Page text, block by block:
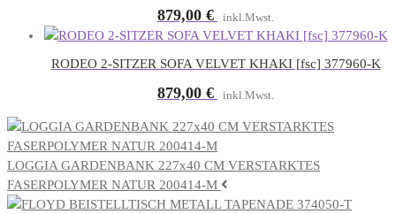
879,00 € inkl.Mwst.
RODEO 2-SITZER SOFA VELVET KHAKI [fsc] 377960-K
879,00 € inkl.Mwst.
LOGGIA GARDENBANK 227x40 CM VERSTARKTES
FASERPOLYMER NATUR 200414-M